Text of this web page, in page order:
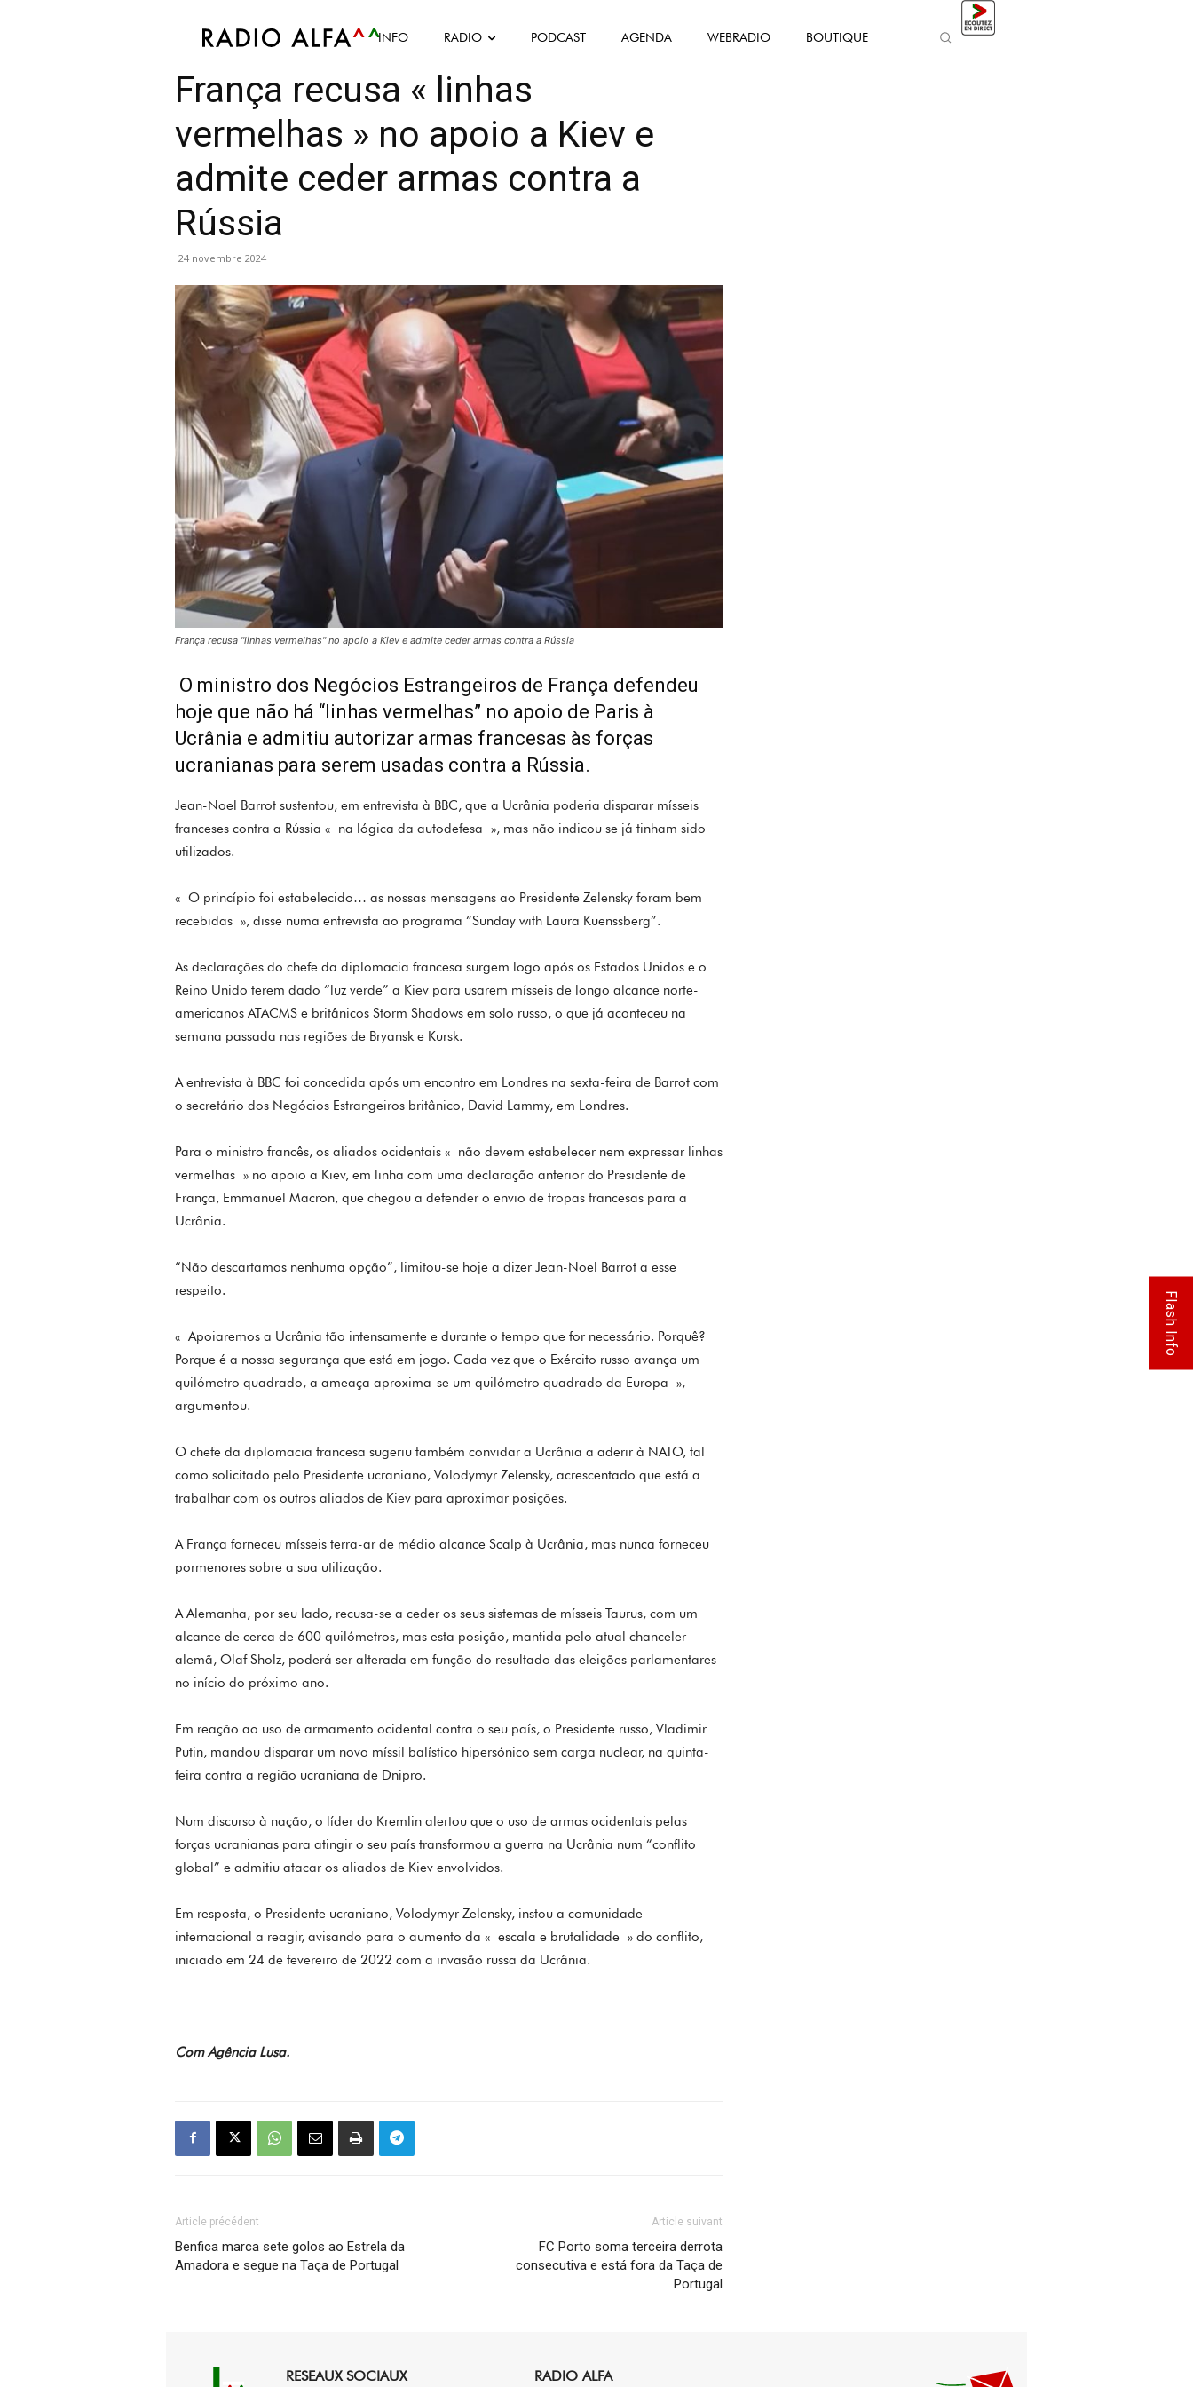
INFO RADIO PODCAST AGENDA WEBRADIO BOUTIQUE
Article Mis en avant Monde
França recusa « linhas
vermelhas » no apoio a Kiev e
admite ceder armas contra a
Rússia
24 novembre 2024
França recusa "linhas vermelhas" no apoio a Kiev e admite ceder armas contra a Rússia
O ministro dos Negócios Estrangeiros de França defendeu
hoje que não há “linhas vermelhas” no apoio de Paris à
Ucrânia e admitiu autorizar armas francesas às forças
ucranianas para serem usadas contra a Rússia.
Jean-Noel Barrot sustentou, em entrevista à BBC, que a Ucrânia poderia disparar mísseis
franceses contra a Rússia « na lógica da autodefesa », mas não indicou se já tinham sido
utilizados.
« O princípio foi estabelecido… as nossas mensagens ao Presidente Zelensky foram bem
recebidas », disse numa entrevista ao programa “Sunday with Laura Kuenssberg”.
As declarações do chefe da diplomacia francesa surgem logo após os Estados Unidos e o
Reino Unido terem dado “luz verde” a Kiev para usarem mísseis de longo alcance norte-
americanos ATACMS e britânicos Storm Shadows em solo russo, o que já aconteceu na
semana passada nas regiões de Bryansk e Kursk.
A entrevista à BBC foi concedida após um encontro em Londres na sexta-feira de Barrot com
o secretário dos Negócios Estrangeiros britânico, David Lammy, em Londres.
Para o ministro francês, os aliados ocidentais « não devem estabelecer nem expressar linhas
vermelhas » no apoio a Kiev, em linha com uma declaração anterior do Presidente de
França, Emmanuel Macron, que chegou a defender o envio de tropas francesas para a
Ucrânia.
“Não descartamos nenhuma opção”, limitou-se hoje a dizer Jean-Noel Barrot a esse
respeito.
« Apoiaremos a Ucrânia tão intensamente e durante o tempo que for necessário. Porquê?
Porque é a nossa segurança que está em jogo. Cada vez que o Exército russo avança um
quilómetro quadrado, a ameaça aproxima-se um quilómetro quadrado da Europa »,
argumentou.
O chefe da diplomacia francesa sugeriu também convidar a Ucrânia a aderir à NATO, tal
como solicitado pelo Presidente ucraniano, Volodymyr Zelensky, acrescentado que está a
trabalhar com os outros aliados de Kiev para aproximar posições.
A França forneceu mísseis terra-ar de médio alcance Scalp à Ucrânia, mas nunca forneceu
pormenores sobre a sua utilização.
A Alemanha, por seu lado, recusa-se a ceder os seus sistemas de mísseis Taurus, com um
alcance de cerca de 600 quilómetros, mas esta posição, mantida pelo atual chanceler
alemã, Olaf Sholz, poderá ser alterada em função do resultado das eleições parlamentares
no início do próximo ano.
Em reação ao uso de armamento ocidental contra o seu país, o Presidente russo, Vladimir
Putin, mandou disparar um novo míssil balístico hipersónico sem carga nuclear, na quinta-
feira contra a região ucraniana de Dnipro.
Num discurso à nação, o líder do Kremlin alertou que o uso de armas ocidentais pelas
forças ucranianas para atingir o seu país transformou a guerra na Ucrânia num “conflito
global” e admitiu atacar os aliados de Kiev envolvidos.
Em resposta, o Presidente ucraniano, Volodymyr Zelensky, instou a comunidade
internacional a reagir, avisando para o aumento da « escala e brutalidade » do conflito,
iniciado em 24 de fevereiro de 2022 com a invasão russa da Ucrânia.
Com Agência Lusa.
Article précédent
Benfica marca sete golos ao Estrela da
Amadora e segue na Taça de Portugal
Article suivant
FC Porto soma terceira derrota
consecutiva e está fora da Taça de
Portugal
RESEAUX SOCIAUX
RADIO ALFA
Flash Info